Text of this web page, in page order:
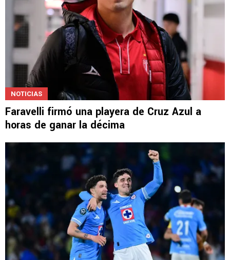
NOTICIAS
Faravelli firmó una playera de Cruz Azul a
horas de ganar la décima